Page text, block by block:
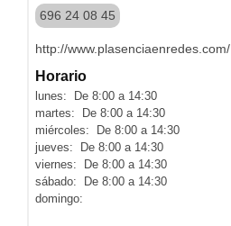
696 24 08 45
http://www.plasenciaenredes.com/
Horario
lunes: De 8:00 a 14:30
martes: De 8:00 a 14:30
miércoles: De 8:00 a 14:30
jueves: De 8:00 a 14:30
viernes: De 8:00 a 14:30
sábado: De 8:00 a 14:30
domingo: